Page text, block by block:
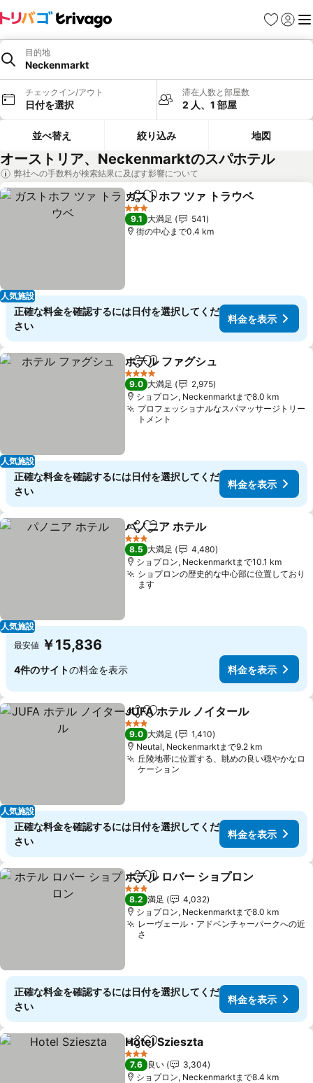
お気に入り
ログイ
メ
目的地
Neckenmarkt
チェックイン/アウト
日付を選択
滞在人数と部屋数
2 人、1 部屋
並べ替え 絞り込み 地図
オーストリア、Neckenmarktのスパホテル
弊社への手数料が検索結果に及ぼす影響について
人気施設
シェアお気に入りに追加
ガストホフ ツァ トラウベ
3 ホテルのランク
9.1 大満足
541
街の中心まで0.4 km
正確な料金を確認するには日付を選択してくだ
さい
料金を表示
人気施設
シェアお気に入りに追加
ホテル ファグシュ
4 ホテルのランク
9.0 大満足
2,975
ショプロン, Neckenmarktまで8.0 km
プロフェッショナルなスパマッサージトリー
トメント
正確な料金を確認するには日付を選択してくだ
さい
料金を表示
人気施設
シェアお気に入りに追加
パノニア ホテル
3 ホテルのランク
8.5 大満足
4,480
ショプロン, Neckenmarktまで10.1 km
ショプロンの歴史的な中心部に位置しており
ます
最安値 ￥15,836
4件のサイトの料金を表示 料金を表示
人気施設
シェアお気に入りに追加
JUFA ホテル ノイタール
3 ホテルのランク
9.0 大満足
1,410
Neutal, Neckenmarktまで9.2 km
丘陵地帯に位置する、眺めの良い穏やかなロ
ケーション
正確な料金を確認するには日付を選択してくだ
さい
料金を表示
シェアお気に入りに追加
ホテル ロバー ショプロン
3 ホテルのランク
8.2 満足
4,032
ショプロン, Neckenmarktまで8.0 km
レーヴェール・アドベンチャーパークへの近
さ
正確な料金を確認するには日付を選択してくだ
さい
料金を表示
シェアお気に入りに追加
Hotel Szieszta
3 ホテルのランク
7.6 良い
3,304
ショプロン, Neckenmarktまで8.4 km